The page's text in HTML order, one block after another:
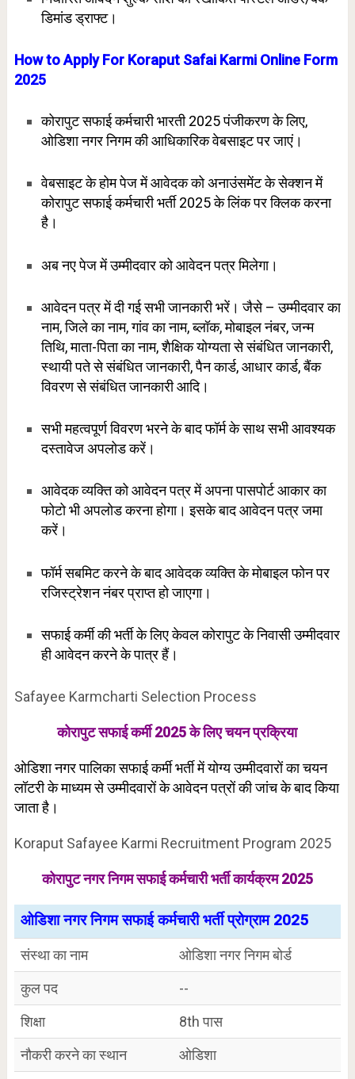
डिमांड ड्राफ्ट।
How to Apply For Koraput Safai Karmi Online Form
2025
कोरापुट सफाई कर्मचारी भारती 2025 पंजीकरण के लिए,
ओडिशा नगर निगम की आधिकारिक वेबसाइट पर जाएं।
वेबसाइट के होम पेज में आवेदक को अनाउंसमेंट के सेक्शन में
कोरापुट सफाई कर्मचारी भर्ती 2025 के लिंक पर क्लिक करना
है।
अब नए पेज में उम्मीदवार को आवेदन पत्र मिलेगा।
आवेदन पत्र में दी गई सभी जानकारी भरें। जैसे – उम्मीदवार का
नाम, जिले का नाम, गांव का नाम, ब्लॉक, मोबाइल नंबर, जन्म
तिथि, माता-पिता का नाम, शैक्षिक योग्यता से संबंधित जानकारी,
स्थायी पते से संबंधित जानकारी, पैन कार्ड, आधार कार्ड, बैंक
विवरण से संबंधित जानकारी आदि।
सभी महत्वपूर्ण विवरण भरने के बाद फॉर्म के साथ सभी आवश्यक
दस्तावेज अपलोड करें।
आवेदक व्यक्ति को आवेदन पत्र में अपना पासपोर्ट आकार का
फोटो भी अपलोड करना होगा। इसके बाद आवेदन पत्र जमा
करें।
फॉर्म सबमिट करने के बाद आवेदक व्यक्ति के मोबाइल फोन पर
रजिस्ट्रेशन नंबर प्राप्त हो जाएगा।
सफाई कर्मी की भर्ती के लिए केवल कोरापुट के निवासी उम्मीदवार
ही आवेदन करने के पात्र हैं।
Safayee Karmcharti Selection Process
कोरापुट सफाई कर्मी 2025 के लिए चयन प्रक्रिया
ओडिशा नगर पालिका सफाई कर्मी भर्ती में योग्य उम्मीदवारों का चयन
लॉटरी के माध्यम से उम्मीदवारों के आवेदन पत्रों की जांच के बाद किया
जाता है।
Koraput Safayee Karmi Recruitment Program 2025
कोरापुट नगर निगम सफाई कर्मचारी भर्ती कार्यक्रम 2025
ओडिशा नगर निगम सफाई कर्मचारी भर्ती प्रोग्राम 2025
संस्था का नाम
ओडिशा नगर निगम बोर्ड
कुल पद
--
शिक्षा
8th पास
नौकरी करने का स्थान
ओडिशा